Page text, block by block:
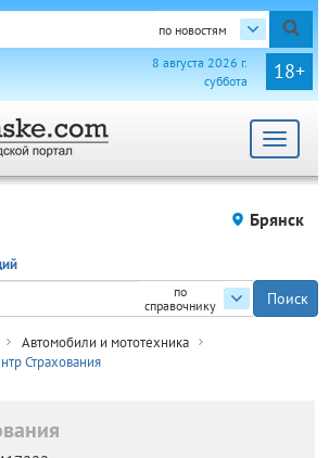
по новостям
18+
8 августа 2026 г.
суббота
Toggle
Брянск
по
справочнику
Автомобили и мототехника
Страхования